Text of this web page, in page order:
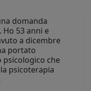
domanda
53 anni e
a dicembre
portato
psicologico che
psicoterapia